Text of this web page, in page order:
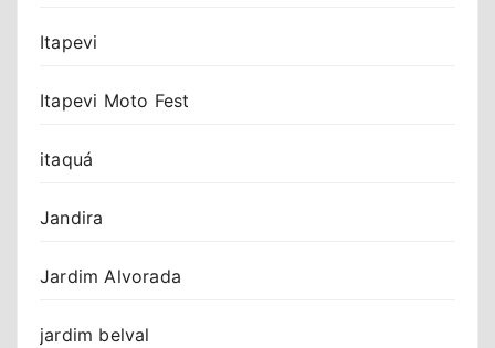
Itapevi
Itapevi Moto Fest
itaquá
Jandira
Jardim Alvorada
jardim belval